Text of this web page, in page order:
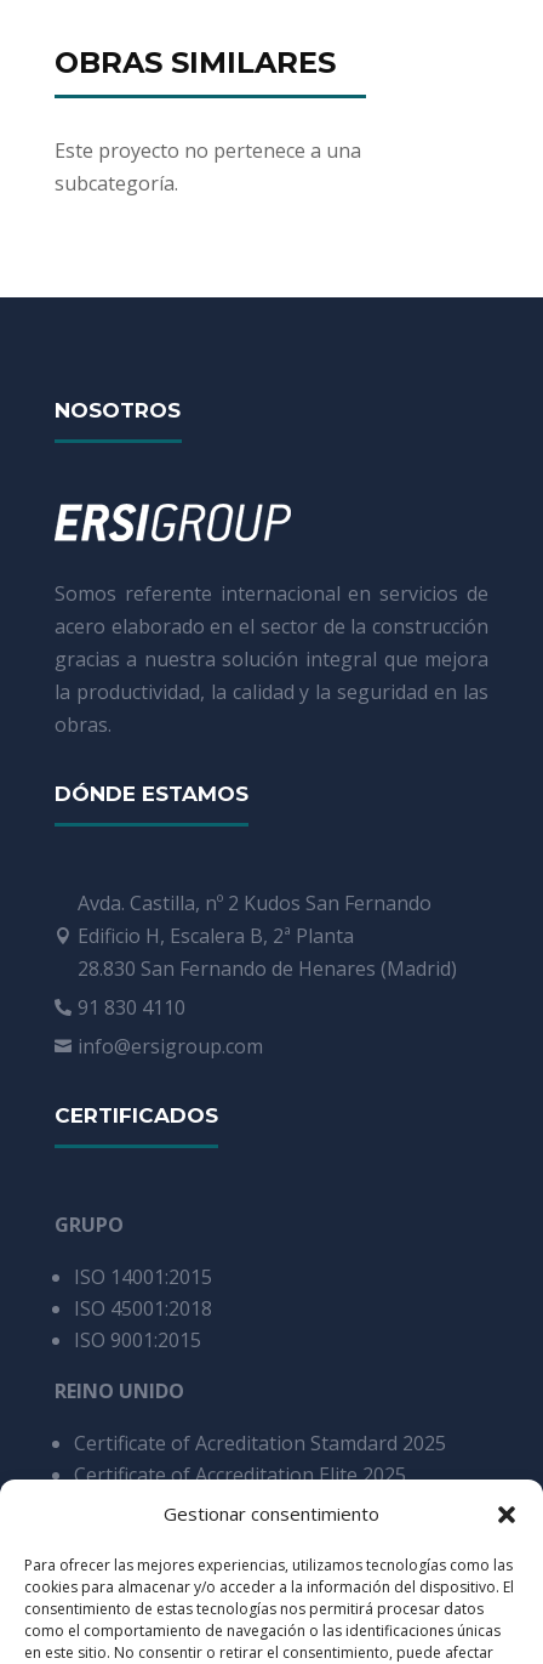
Gestionar consentimiento
Para ofrecer las mejores experiencias, utilizamos tecnologías como las
cookies para almacenar y/o acceder a la información del dispositivo. El
consentimiento de estas tecnologías nos permitirá procesar datos
como el comportamiento de navegación o las identificaciones únicas
en este sitio. No consentir o retirar el consentimiento, puede afectar
OBRAS SIMILARES
Este proyecto no pertenece a una
subcategoría.
NOSOTROS
Somos referente internacional en servicios de
acero elaborado en el sector de la construcción
gracias a nuestra solución integral que mejora
la productividad, la calidad y la seguridad en las
obras.
DÓNDE ESTAMOS

Avda. Castilla, nº 2 Kudos San Fernando
Edificio H, Escalera B, 2ª Planta
28.830 San Fernando de Henares (Madrid)
 91 830 4110
 info@ersigroup.com
CERTIFICADOS
GRUPO
ISO 14001:2015
ISO 45001:2018
ISO 9001:2015
REINO UNIDO
Certificate of Acreditation Stamdard 2025
Certificate of Accreditation Elite 2025
BRE BES 6001 4.0 Responsible Sourcing of
Cares 5200 Processing of steel reinforcement
products, overall SCS v9